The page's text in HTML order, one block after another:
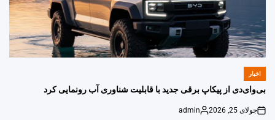
POSTED
اخبار
بی‌وای‌دی از پیکاپ برقی جدید با قابلیت شناوری آب رونمایی کرد
on
جولای 25, 2026
Posted
admin